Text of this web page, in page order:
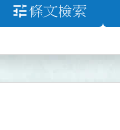
tune條文檢索